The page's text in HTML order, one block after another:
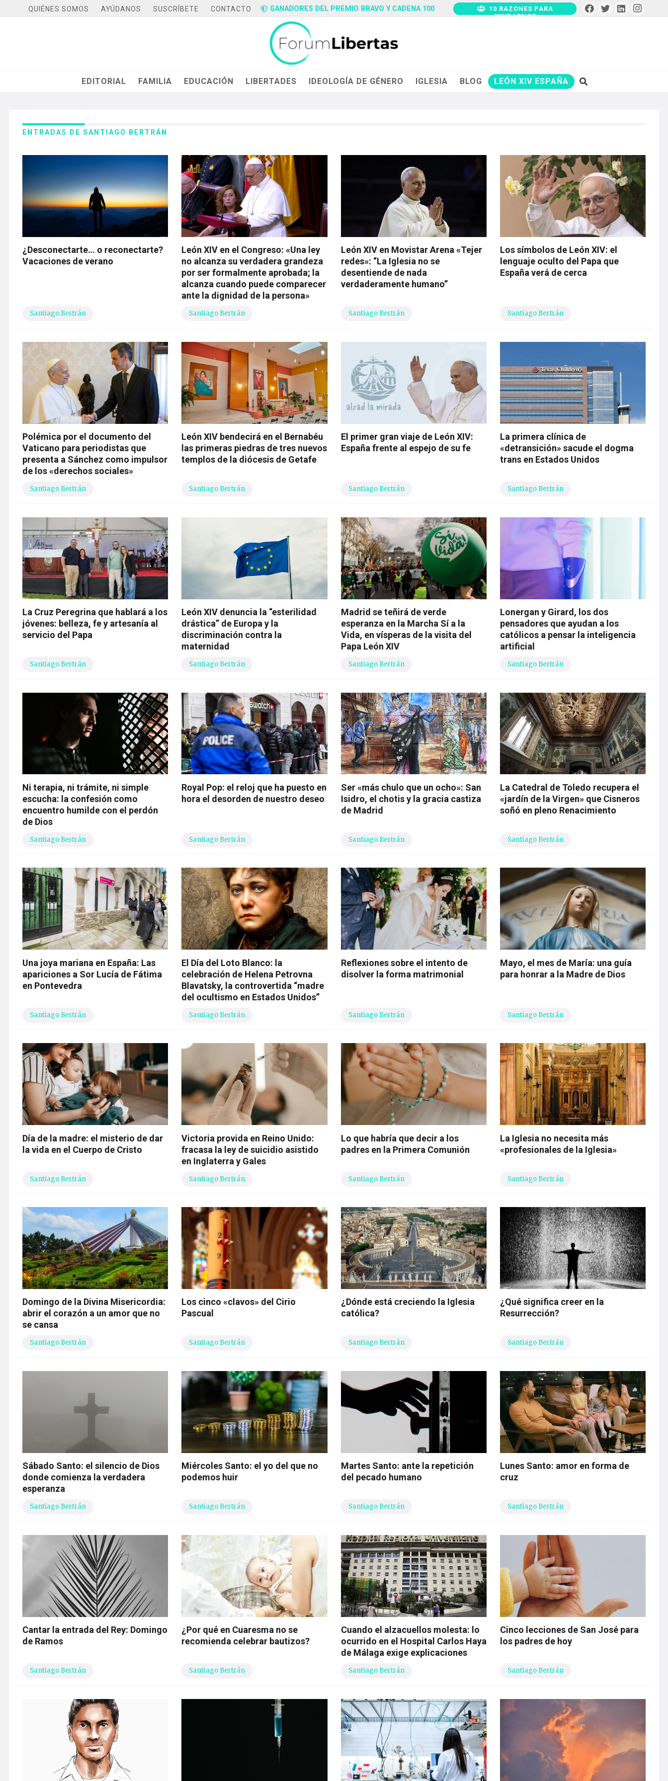
QUIÉNES SOMOS AYÚDANOS SUSCRÍBETE CONTACTO GANADORES DEL PREMIO BRAVO Y CADENA 100
10 RAZONES PARA
AYUDARNOS
EDITORIAL FAMILIA EDUCACIÓN LIBERTADES IDEOLOGÍA DE GÉNERO IGLESIA BLOG LEÓN XIV ESPAÑA
ENTRADAS DE SANTIAGO BERTRÁN
¿Desconectarte… o reconectarte?
Vacaciones de verano
Santiago Bertrán
León XIV en el Congreso: «Una ley
no alcanza su verdadera grandeza
por ser formalmente aprobada; la
alcanza cuando puede comparecer
ante la dignidad de la persona»
Santiago Bertrán
León XIV en Movistar Arena «Tejer
redes»: “La Iglesia no se
desentiende de nada
verdaderamente humano”
Santiago Bertrán
Los símbolos de León XIV: el
lenguaje oculto del Papa que
España verá de cerca
Santiago Bertrán
Polémica por el documento del
Vaticano para periodistas que
presenta a Sánchez como impulsor
de los «derechos sociales»
Santiago Bertrán
León XIV bendecirá en el Bernabéu
las primeras piedras de tres nuevos
templos de la diócesis de Getafe
Santiago Bertrán
El primer gran viaje de León XIV:
España frente al espejo de su fe
Santiago Bertrán
La primera clínica de
«detransición» sacude el dogma
trans en Estados Unidos
Santiago Bertrán
La Cruz Peregrina que hablará a los
jóvenes: belleza, fe y artesanía al
servicio del Papa
Santiago Bertrán
León XIV denuncia la “esterilidad
drástica” de Europa y la
discriminación contra la
maternidad
Santiago Bertrán
Madrid se teñirá de verde
esperanza en la Marcha Sí a la
Vida, en vísperas de la visita del
Papa León XIV
Santiago Bertrán
Lonergan y Girard, los dos
pensadores que ayudan a los
católicos a pensar la inteligencia
artificial
Santiago Bertrán
Ni terapia, ni trámite, ni simple
escucha: la confesión como
encuentro humilde con el perdón
de Dios
Santiago Bertrán
Royal Pop: el reloj que ha puesto en
hora el desorden de nuestro deseo
Santiago Bertrán
Ser «más chulo que un ocho»: San
Isidro, el chotis y la gracia castiza
de Madrid
Santiago Bertrán
La Catedral de Toledo recupera el
«jardín de la Virgen» que Cisneros
soñó en pleno Renacimiento
Santiago Bertrán
Una joya mariana en España: Las
apariciones a Sor Lucía de Fátima
en Pontevedra
Santiago Bertrán
El Día del Loto Blanco: la
celebración de Helena Petrovna
Blavatsky, la controvertida “madre
del ocultismo en Estados Unidos”
Santiago Bertrán
Reflexiones sobre el intento de
disolver la forma matrimonial
Santiago Bertrán
Mayo, el mes de María: una guía
para honrar a la Madre de Dios
Santiago Bertrán
Día de la madre: el misterio de dar
la vida en el Cuerpo de Cristo
Santiago Bertrán
Victoria provida en Reino Unido:
fracasa la ley de suicidio asistido
en Inglaterra y Gales
Santiago Bertrán
Lo que habría que decir a los
padres en la Primera Comunión
Santiago Bertrán
La Iglesia no necesita más
«profesionales de la Iglesia»
Santiago Bertrán
Domingo de la Divina Misericordia:
abrir el corazón a un amor que no
se cansa
Santiago Bertrán
Los cinco «clavos» del Cirio
Pascual
Santiago Bertrán
¿Dónde está creciendo la Iglesia
católica?
Santiago Bertrán
¿Qué significa creer en la
Resurrección?
Santiago Bertrán
Sábado Santo: el silencio de Dios
donde comienza la verdadera
esperanza
Santiago Bertrán
Miércoles Santo: el yo del que no
podemos huir
Santiago Bertrán
Martes Santo: ante la repetición
del pecado humano
Santiago Bertrán
Lunes Santo: amor en forma de
cruz
Santiago Bertrán
Cantar la entrada del Rey: Domingo
de Ramos
Santiago Bertrán
¿Por qué en Cuaresma no se
recomienda celebrar bautizos?
Santiago Bertrán
Cuando el alzacuellos molesta: lo
ocurrido en el Hospital Carlos Haya
de Málaga exige explicaciones
Santiago Bertrán
Cinco lecciones de San José para
los padres de hoy
Santiago Bertrán